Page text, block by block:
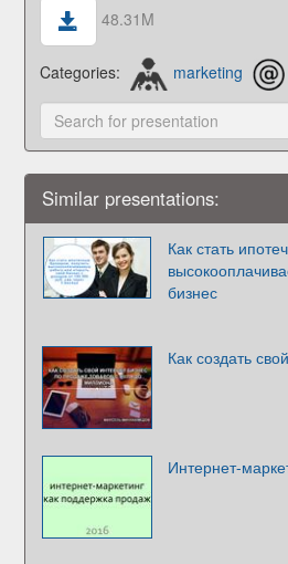
48.31M
Categories: marketing
Similar presentations:
Как стать
бизнес
Как создать
Интернет-